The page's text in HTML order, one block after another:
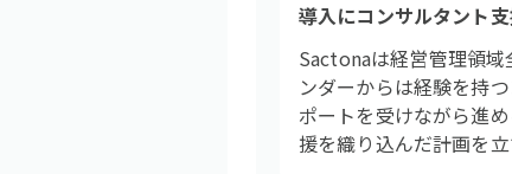
導入にコンサルタント
Sactonaは経営管理領
ンダーからは経験を持
ポートを受けながら進
援を織り込んだ計画を